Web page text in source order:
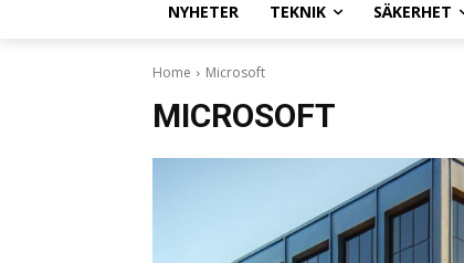
NYHETER TEKNIK SÄKERHET
Home Microsoft
MICROSOFT